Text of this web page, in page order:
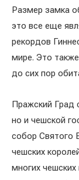
Размер замка
это все еще
рекордов
мире. Это
до сих пор
Пражский Град
но и чешской
собор Святого
чешских
многих